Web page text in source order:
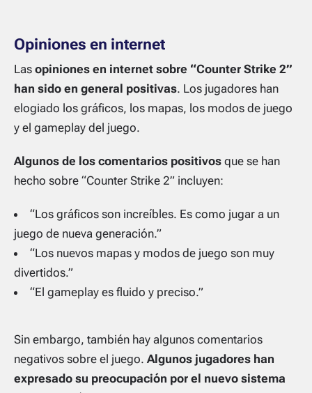
Opiniones en internet
Las opiniones en internet sobre “Counter Strike 2”
han sido en general positivas. Los jugadores han
elogiado los gráficos, los mapas, los modos de juego
y el gameplay del juego.
Algunos de los comentarios positivos que se han
hecho sobre “Counter Strike 2” incluyen:
“Los gráficos son increíbles. Es como jugar a un
juego de nueva generación.”
“Los nuevos mapas y modos de juego son muy
divertidos.”
“El gameplay es fluido y preciso.”
Sin embargo, también hay algunos comentarios
negativos sobre el juego. Algunos jugadores han
expresado su preocupación por el nuevo sistema